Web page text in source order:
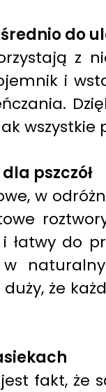
do
z
i
wszystkie
pszczół
w
łatwy do
że
fakt, że